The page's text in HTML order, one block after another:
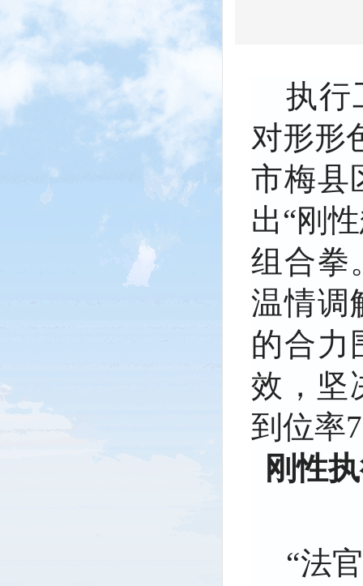
执行
对形形
市梅县
出“刚
组合拳
温情调
的合力
效，坚
到位率
刚性
“法